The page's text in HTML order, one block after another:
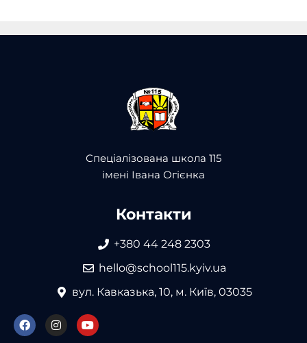
Спеціалізована школа 115
імені Івана Огієнка
Контакти
+380 44 248 2303
hello@school115.kyiv.ua
вул. Кавказька, 10, м. Київ, 03035